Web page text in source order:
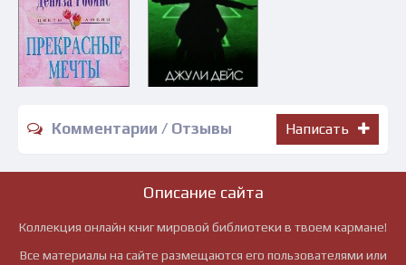
Комментарии / Отзывы Написать
Описание сайта
Коллекция онлайн книг мировой библиотеки в твоем кармане!
Все материалы на сайте размещаются его пользователями или